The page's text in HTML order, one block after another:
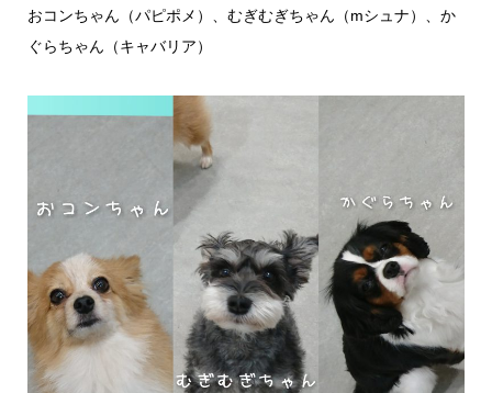
おコンちゃん（パピポメ）、むぎむぎちゃん（mシュナ）、か
ぐらちゃん（キャバリア）